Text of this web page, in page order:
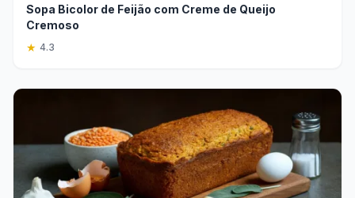
Sopa Bicolor de Feijão com Creme de Queijo
Cremoso
★ 4.3